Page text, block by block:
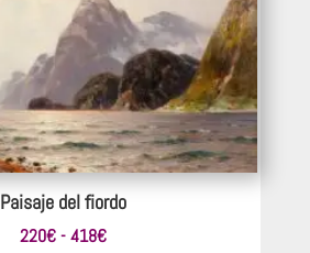
hasta
440€
Paisaje del fiordo
220€ - 418€Rango